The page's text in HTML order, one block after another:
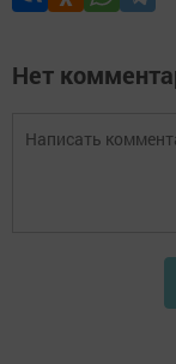
Нет